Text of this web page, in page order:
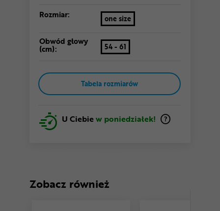
Rozmiar: one size
Obwód głowy
(cm): 54 - 61
Tabela rozmiarów
U Ciebiew poniedziałek!
Zobacz również